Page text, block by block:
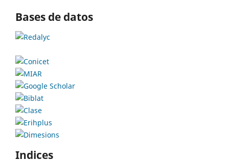
Bases de datos
Indices